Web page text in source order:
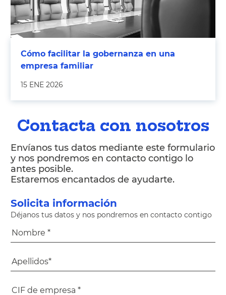
Cómo facilitar la gobernanza en una
empresa familiar
15 ENE 2026
Contacta con nosotros
Envíanos tus datos mediante este formulario
y nos pondremos en contacto contigo lo
antes posible.
Estaremos encantados de ayudarte.
Solicita información
Déjanos tus datos y nos pondremos en contacto contigo